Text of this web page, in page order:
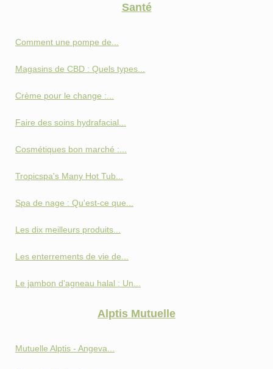
Santé
Comment une pompe de...
Magasins de CBD : Quels types...
Crème pour le change :...
Faire des soins hydrafacial...
Cosmétiques bon marché :...
Tropicspa's Many Hot Tub...
Spa de nage : Qu'est-ce que...
Les dix meilleurs produits...
Les enterrements de vie de...
Le jambon d'agneau halal : Un...
Alptis Mutuelle
Mutuelle Alptis - Angeva...